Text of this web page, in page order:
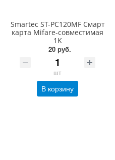
Smartec ST-PC120MF Cмарт
карта Mifare-совместимая
1K
20 руб.
шт
В корзину